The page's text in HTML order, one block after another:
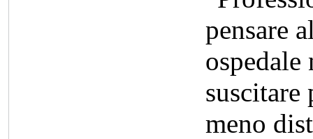
pensare
ospedale
suscitare
meno